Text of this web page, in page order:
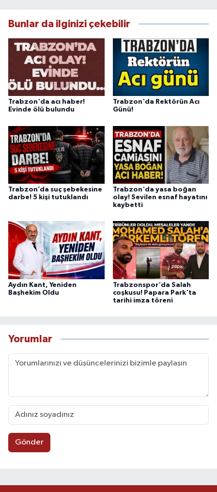
Bunlar da ilginizi çekebilir
Trabzon'da acı haber!
Evinde ölü bulundu
Trabzon'da Rektörün Acı
Günü!
Trabzon’da suç şebekesine
darbe! 5 kişi tutuklandı
Trabzon'da yasa boğan
olay! Sevilen esnaf hayatını
kaybetti
Aydın Kant, Yeniden
Başhekim Oldu
Trabzonspor'da Salah
coşkusu! Papara Park'ta
tarihi imza töreni
Yorumlar
Gönder